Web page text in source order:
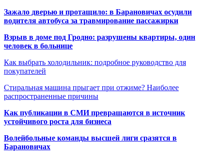
Зажало дверью и протащило: в Барановичах осудили
водителя автобуса за травмирование пассажирки
Взрыв в доме под Гродно: разрушены квартиры, один
человек в больнице
Как выбрать холодильник: подробное руководство для
покупателей
Стиральная машина прыгает при отжиме? Наиболее
распространенные причины
Как публикации в СМИ превращаются в источник
устойчивого роста для бизнеса
Волейбольные команды высшей лиги сразятся в
Барановичах